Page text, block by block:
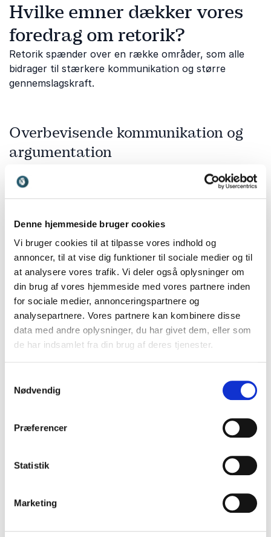
Denne hjemmeside bruger cookies
Vi bruger cookies til at tilpasse vores indhold og
annoncer, til at vise dig funktioner til sociale medier og til
at analysere vores trafik. Vi deler også oplysninger om
din brug af vores hjemmeside med vores partnere inden
for sociale medier, annonceringspartnere og
analysepartnere. Vores partnere kan kombinere disse
data med andre oplysninger, du har givet dem, eller som
de har indsamlet fra din brug af deres tjenester.
Nødvendig
Præferencer
Statistik
Marketing
Hvilke emner dækker vores
foredrag om retorik?
Retorik spænder over en række områder, som alle
bidrager til stærkere kommunikation og større
gennemslagskraft.
Overbevisende kommunikation og
argumentation
overbevisende er afgørende i mange sammenhænge.
Dette tema fokuserer på argumentationsteknik,
Jesper Troels Jensengiver konkrete værktøjer til at
styrke formidling, forhandling og gennemslagskraft.
Kropssprog og nonverbal
kommunikation
Meget af vores kommunikation foregår uden ord.
Dette tema handler om kropssprog, mimik og den
kropssprog påvirker relationer, præsentationer og
troværdighed
offentlig kommunikation? Dette tema fokuserer på
forbindelser.Jeppe Søedeler erfaringer fra